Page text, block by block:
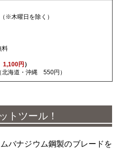
※木曜日を除く）
料
1,100円 ）
北海道・沖縄 550円）
トツール！
バナジウム鋼製のブレードを